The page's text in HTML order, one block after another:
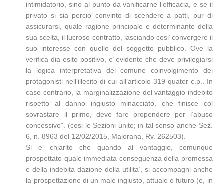
intimidatorio, sino al punto da vanificarne l’efficacia, e se il
privato si sia percio’ convinto di scendere a patti, pur di
assicurarsi, quale ragione principale e determinante della
sua scelta, il lucroso contratto, lasciando cosi’ convergere il
suo interesse con quello del soggetto pubblico. Ove la
verifica dia esito positivo, e’ evidente che deve privilegiarsi
la logica interpretativa del comune coinvolgimento dei
protagonisti nell’illecito di cui all’articolo 319 quater c.p.. In
caso contrario, la marginalizzazione del vantaggio indebito
rispetto al danno ingiusto minacciato, che finisce col
sovrastare il primo, deve fare propendere per l’abuso
concessivo”. (cosi le Sezioni unite; in tal senso anche Sez.
6, n. 8963 del 12/02/2015, Maiorana, Rv. 262503).
Si e’ chiarito che quando al vantaggio, comunque
prospettato quale immediata conseguenza della promessa
e della indebita dazione della utilita’, si accompagni anche
la prospettazione di un male ingiusto, attuale o futuro (e, in